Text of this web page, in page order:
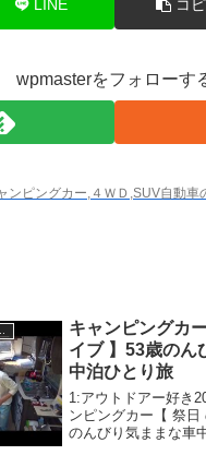
LINE コ
wpmasterをフォローす
ンピングカー,４ＷＤ,SUV自動車
キャンピングカ
イブ 】53歳のん
中泊ひとり旅
1:アウトドアー好き
ンピングカー【 祭
のんびり気ままな車